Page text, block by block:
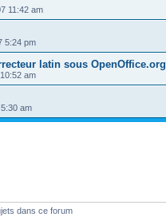
11:42 am
5:24 pm
latin sous OpenOffice.org
am
am
dans ce forum